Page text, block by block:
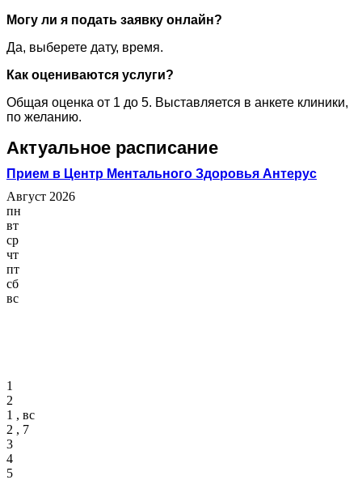
Могу ли я подать заявку онлайн?
Да, выберете дату, время.
Как оцениваются услуги?
Общая оценка от 1 до 5. Выставляется в анкете клиники,
по желанию.
Актуальное расписание
Прием в Центр Ментального Здоровья Антерус
Август 2026
пн
вт
ср
чт
пт
сб
вс
1
2
1 , вс
2 , 7
3
4
5